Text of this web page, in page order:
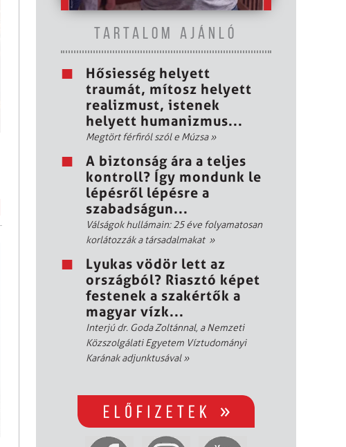
TARTALOM AJÁNLÓ
Hősiesség helyett
traumát, mítosz helyett
realizmust, istenek
helyett humanizmus...
Megtört férfiról szól e Múzsa»
A biztonság ára a teljes
kontroll? Így mondunk le
lépésről lépésre a
szabadságun...
Válságok hullámain: 25 éve folyamatosan
korlátozzák a társadalmakat »
Lyukas vödör lett az
országból? Riasztó képet
festenek a szakértők a
magyar vízk...
Interjú dr. Goda Zoltánnal, a Nemzeti
Közszolgálati Egyetem Víztudományi
Karának adjunktusával»